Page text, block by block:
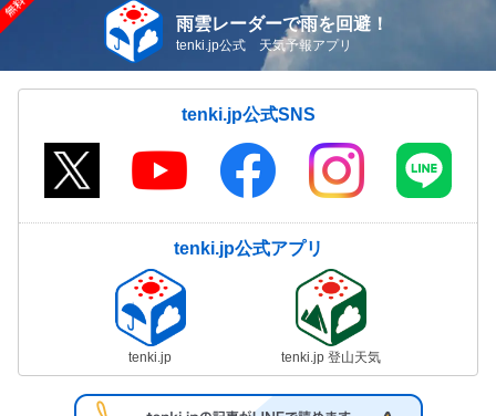
雨雲レーダーで雨を回避！
tenki.jp公式 天気予報アプリ
tenki.jp公式SNS
tenki.jp公式アプリ
tenki.jp tenki.jp 登山天気